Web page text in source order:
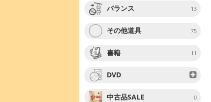
バランス 13
その他道具 75
書籍 11
DVD
中古品SALE 0